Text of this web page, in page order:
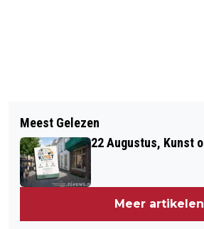
ZWARTE ROOKPLUIMEN
HALSTEREN:
WEEKEND!
ANJA VAN DER WEEGEN
250 JAAR
BERGEN OP ZOOM.
Meest Gelezen
22 Augustus, Kunst
Meer artikelen